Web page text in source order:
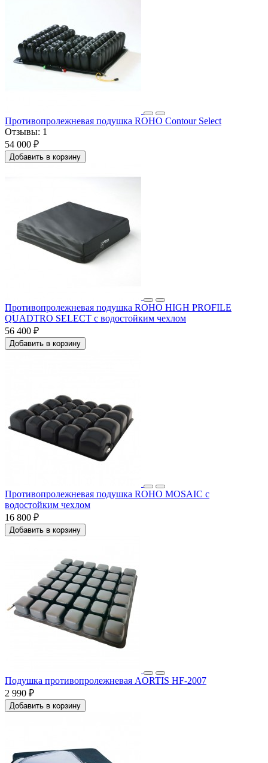
Противопролежневая подушка ROHO Contour Select
Отзывы: 1
54 000 ₽
Добавить в корзину
Противопролежневая подушка ROHO HIGH PROFILE
QUADTRO SELECT с водостойким чехлом
56 400 ₽
Добавить в корзину
Противопролежневая подушка ROHO MOSAIC с
водостойким чехлом
16 800 ₽
Добавить в корзину
Подушка противопролежневая AORTIS HF-2007
2 990 ₽
Добавить в корзину